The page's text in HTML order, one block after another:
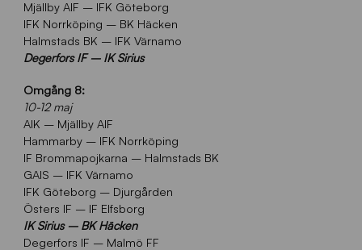
Mjällby AIF – IFK Göteborg
IFK Norrköping – BK Häcken
Halmstads BK – IFK Värnamo
Degerfors IF – IK Sirius
Omgång 8:
10-12 maj
AIK – Mjällby AIF
Hammarby – IFK Norrköping
IF Brommapojkarna – Halmstads BK
GAIS – IFK Värnamo
IFK Göteborg – Djurgården
Östers IF – IF Elfsborg
IK Sirius – BK Häcken
Degerfors IF – Malmö FF